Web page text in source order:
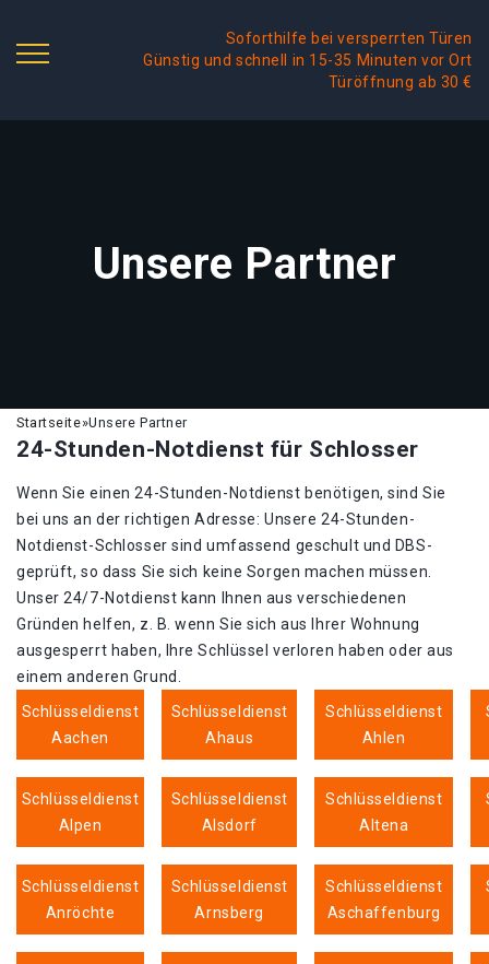
Soforthilfe bei versperrten Türen
Günstig und schnell in 15-35 Minuten vor Ort
Türöffnung ab 30 €
Unsere Partner
Startseite»Unsere Partner
24-Stunden-Notdienst für Schlosser
Wenn Sie einen 24-Stunden-Notdienst benötigen, sind Sie
bei uns an der richtigen Adresse: Unsere 24-Stunden-
Notdienst-Schlosser sind umfassend geschult und DBS-
geprüft, so dass Sie sich keine Sorgen machen müssen.
Unser 24/7-Notdienst kann Ihnen aus verschiedenen
Gründen helfen, z. B. wenn Sie sich aus Ihrer Wohnung
ausgesperrt haben, Ihre Schlüssel verloren haben oder aus
einem anderen Grund.
Schlüsseldienst
Aachen
Schlüsseldienst
Ahaus
Schlüsseldienst
Ahlen
Schlüsseldienst
Alpen
Schlüsseldienst
Alsdorf
Schlüsseldienst
Altena
Schlüsseldienst
Anröchte
Schlüsseldienst
Arnsberg
Schlüsseldienst
Aschaffenburg